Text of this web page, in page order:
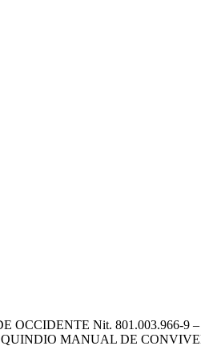
Nit. 801.003.966-9 –
MANUAL DE